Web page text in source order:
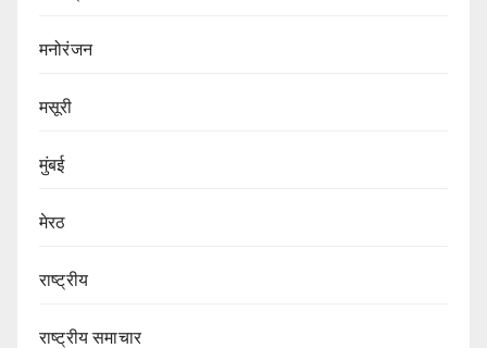
मनोरंजन
मसूरी
मुंबई
मेरठ
राष्ट्रीय
राष्ट्रीय समाचार